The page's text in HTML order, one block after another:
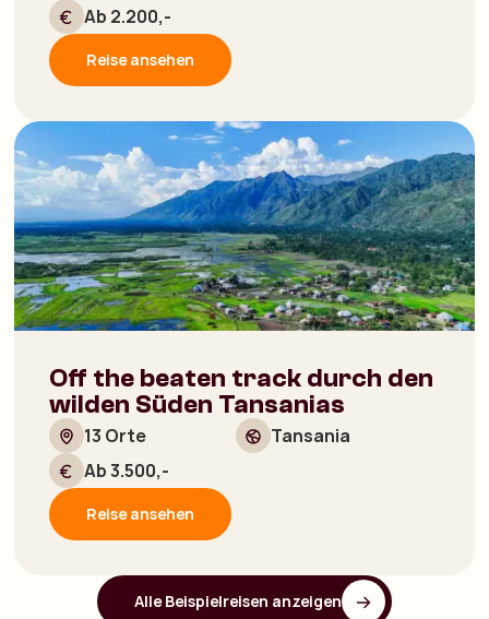
Ab 2.200,-
Reise ansehen
Off the beaten track durch den
wilden Süden Tansanias
13 Orte
Tansania
Ab 3.500,-
Reise ansehen
Alle Beispielreisen anzeigen